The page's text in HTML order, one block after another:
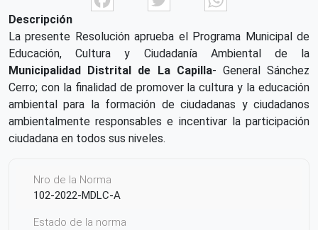
Descripción
La presente Resolución aprueba el Programa Municipal de
Educación, Cultura y Ciudadanía Ambiental de la
Municipalidad Distrital de La Capilla- General Sánchez
Cerro; con la finalidad de promover la cultura y la educación
ambiental para la formación de ciudadanas y ciudadanos
ambientalmente responsables e incentivar la participación
ciudadana en todos sus niveles.
Nro de la Norma
102-2022-MDLC-A
Estado de la norma